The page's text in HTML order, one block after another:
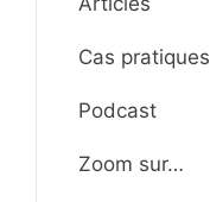
Cas pratiques
Podcast
Zoom sur…